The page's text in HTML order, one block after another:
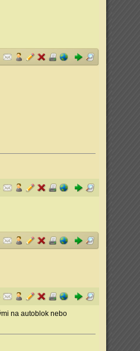
na autoblok nebo